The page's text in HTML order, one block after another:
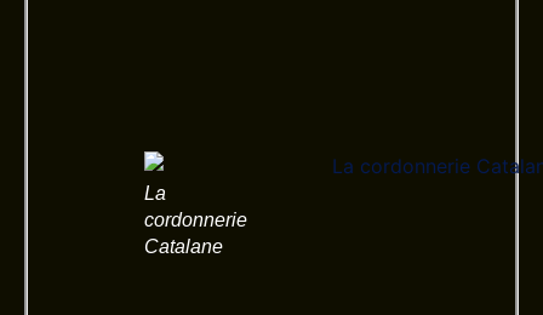
La
cordonnerie
Catalane